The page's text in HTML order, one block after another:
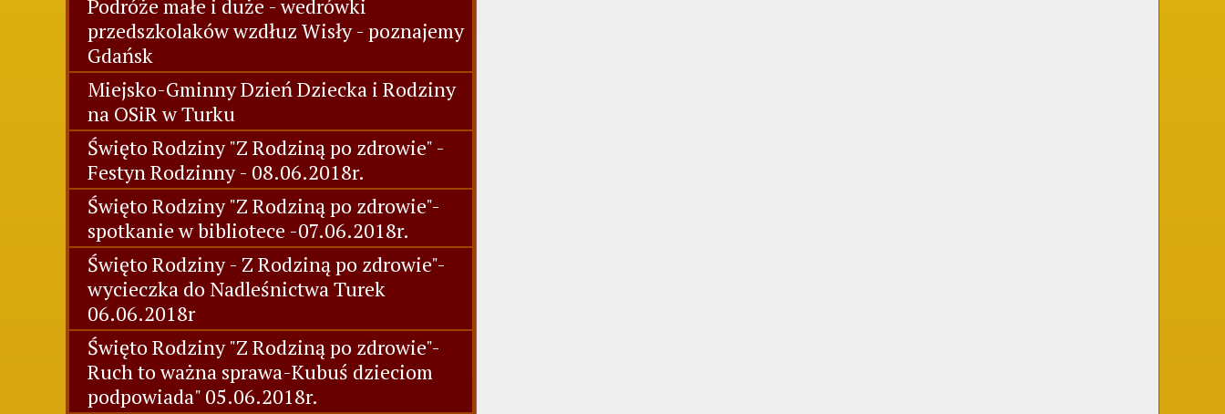
Podróże małe i duże - wedrówki
przedszkolaków wzdłuz Wisły - poznajemy
Gdańsk
Miejsko-Gminny Dzień Dziecka i Rodziny
na OSiR w Turku
Święto Rodziny "Z Rodziną po zdrowie" -
Festyn Rodzinny - 08.06.2018r.
Święto Rodziny "Z Rodziną po zdrowie"-
spotkanie w bibliotece -07.06.2018r.
Święto Rodziny - Z Rodziną po zdrowie"-
wycieczka do Nadleśnictwa Turek
06.06.2018r
Święto Rodziny "Z Rodziną po zdrowie"-
Ruch to ważna sprawa-Kubuś dzieciom
podpowiada" 05.06.2018r.